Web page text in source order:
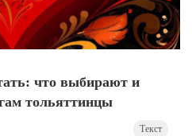
что выбирают и
тольяттинцы
Текст